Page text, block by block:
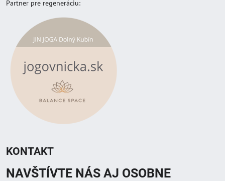
Partner pre regeneráciu:
KONTAKT
NAVŠTÍVTE NÁS AJ OSOBNE